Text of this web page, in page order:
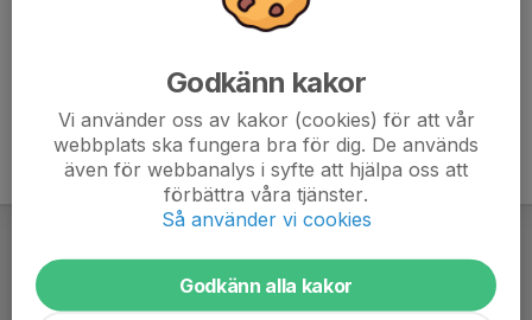
Godkänn kakor
Vi använder oss av kakor (cookies) för att vår
webbplats ska fungera bra för dig. De används
även för webbanalys i syfte att hjälpa oss att
förbättra våra tjänster.
Så använder vi cookies
Godkänn alla kakor